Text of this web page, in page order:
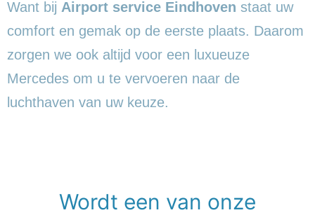
Want bij Airport service Eindhoven staat uw
comfort en gemak op de eerste plaats. Daarom
zorgen we ook altijd voor een luxueuze
Mercedes om u te vervoeren naar de
luchthaven van uw keuze.
Wordt een van onze